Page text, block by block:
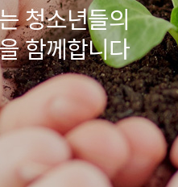
청소년들의
함께합니다